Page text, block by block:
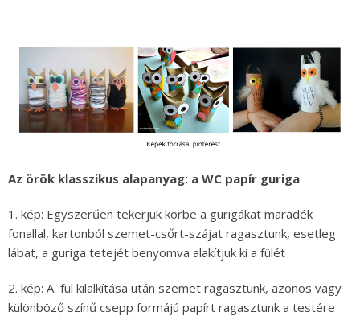
Az örök klasszikus alapanyag: a WC papír guriga
1. kép: Egyszerűen tekerjük körbe a gurigákat maradék
fonallal, kartonból szemet-csőrt-szájat ragasztunk, esetleg
lábat, a guriga tetejét benyomva alakítjuk ki a fülét
2. kép: A fül kilalkítása után szemet ragasztunk, azonos vagy
különböző színű csepp formájú papírt ragasztunk a testére